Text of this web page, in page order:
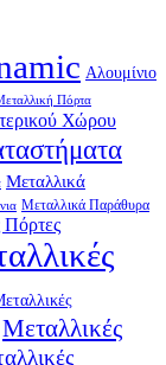
Αλουμίνιο
Πόρτα
Χώρου
Μεταλλικά
Μεταλλικά Παράθυρα
Πόρτες
Μεταλλικές